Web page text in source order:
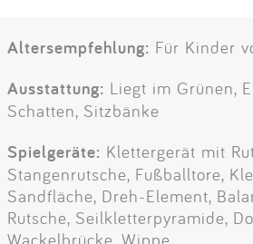
Altersempfehlung: Für Kinder
Ausstattung: Liegt im Grünen,
Schatten, Sitzbänke
Spielgeräte: Klettergerät mit
Stangenrutsche, Fußballtore,
Sandfläche, Dreh-Element,
Rutsche, Seilkletterpyramide,
Wackelbrücke, Wippe